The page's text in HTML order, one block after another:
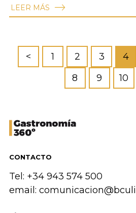
LEER MÁS
< 1 2 3 4
8
9 10
CONTACTO
Tel: +34 943 574 500
email: